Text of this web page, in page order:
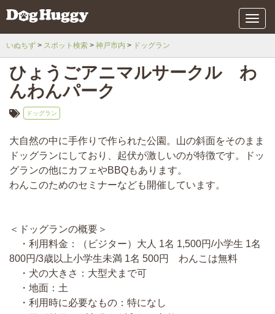
メ
ニ
いぬちず スポット検索 神戸市内 ドッグラン
ひょうごアニマルサークル わ
んわんパーク
ドッグラン
大自然の中に手作りで作られた公園。山の斜面をそのまま
ドッグランにしており、起伏が激しいのが特徴です。ドッ
グランの他にカフェやBBQもあります。
わんこのためのセミナーなども開催しています。
＜ドッグランの概要＞
・利用料金：（ビジター）大人 1名 1,500円/小学生 1名
800円/3歳以上小学生未満 1名 500円 わんこは無料
・犬の大きさ：大型犬まで可
・地面：土
・利用時に必要なもの：特になし